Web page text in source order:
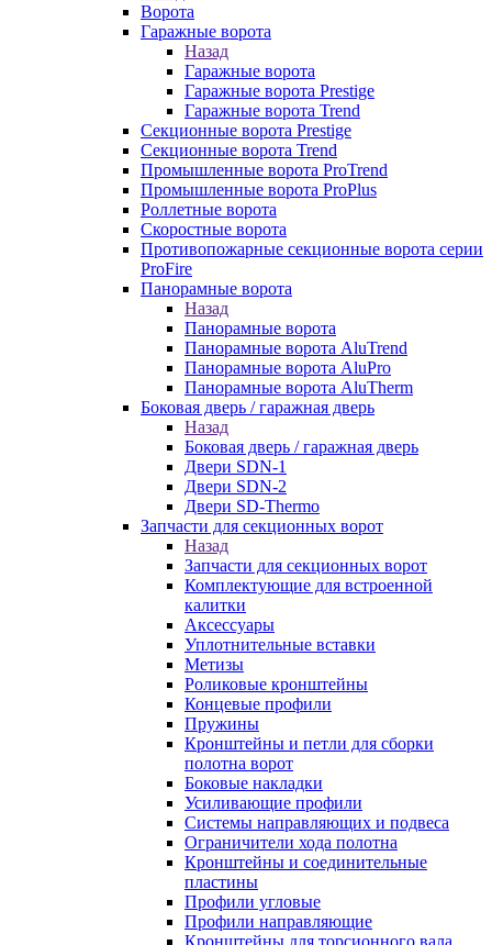
Ворота
Гаражные ворота
Назад
Гаражные ворота
Гаражные ворота Prestige
Гаражные ворота Trend
Секционные ворота Prestige
Секционные ворота Trend
Промышленные ворота ProTrend
Промышленные ворота ProPlus
Роллетные ворота
Скоростные ворота
Противопожарные секционные ворота серии
ProFire
Панорамные ворота
Назад
Панорамные ворота
Панорамные ворота AluTrend
Панорамные ворота AluPro
Панорамные ворота AluTherm
Боковая дверь / гаражная дверь
Назад
Боковая дверь / гаражная дверь
Двери SDN-1
Двери SDN-2
Двери SD-Thermo
Запчасти для секционных ворот
Назад
Запчасти для секционных ворот
Комплектующие для встроенной
калитки
Аксессуары
Уплотнительные вставки
Метизы
Роликовые кронштейны
Концевые профили
Пружины
Кронштейны и петли для сборки
полотна ворот
Боковые накладки
Усиливающие профили
Системы направляющих и подвеса
Ограничители хода полотна
Кронштейны и соединительные
пластины
Профили угловые
Профили направляющие
Кронштейны для торсионного вала